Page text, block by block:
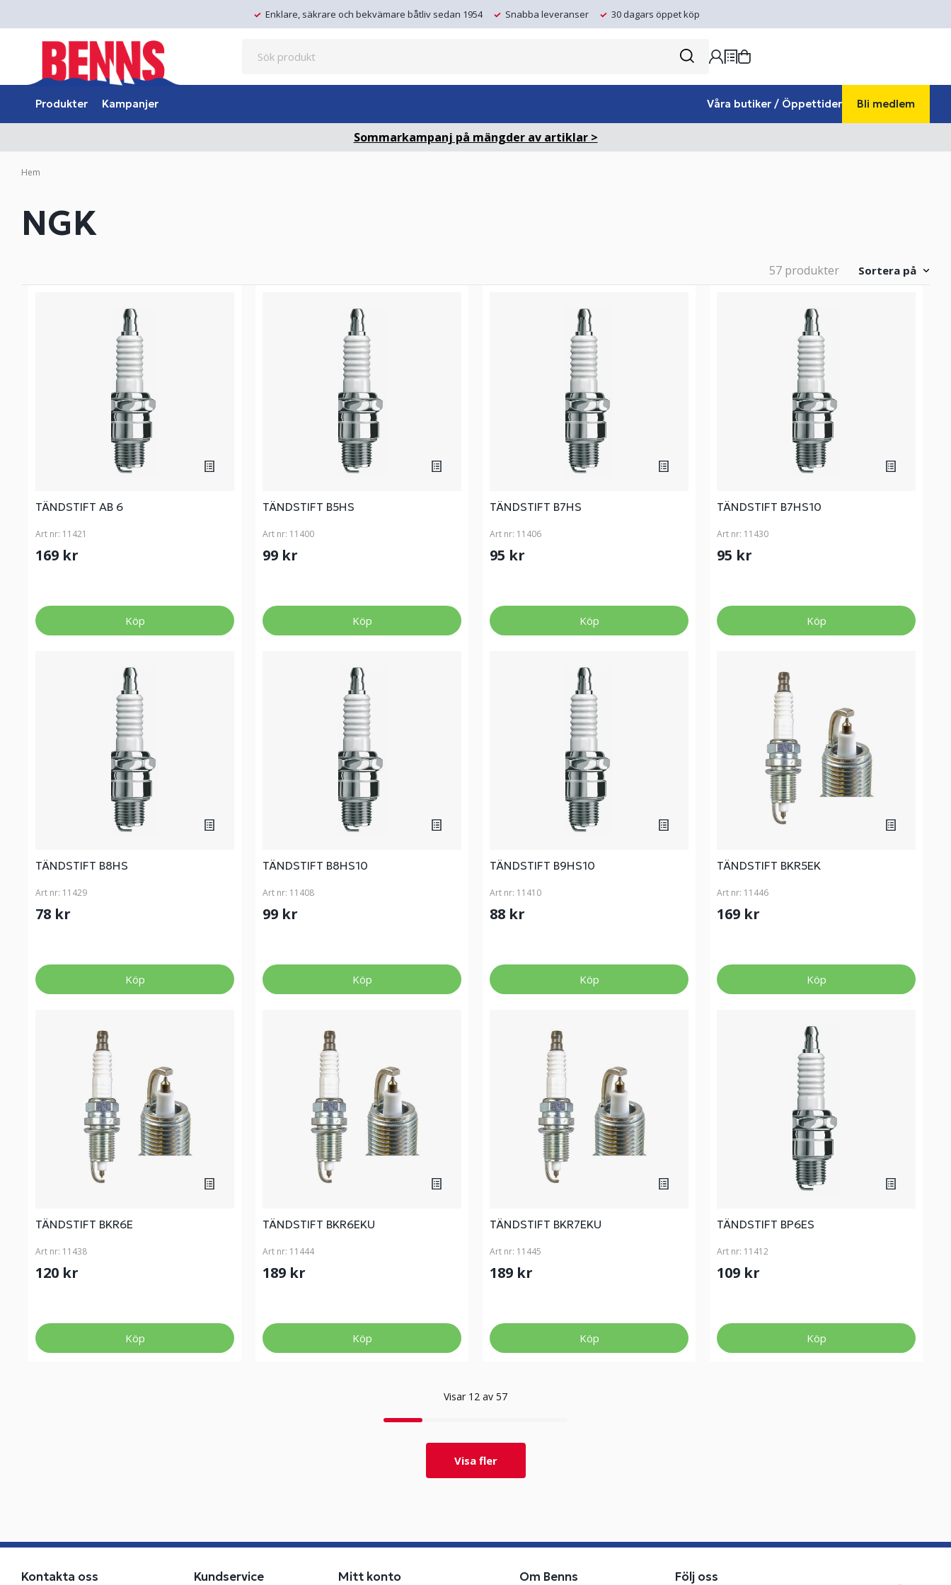
Enklare, säkrare och bekvämare båtliv sedan 1954 Snabba leveranser 30 dagars öppet köp
Produkter Kampanjer Våra butiker / Öppettider Bli medlem
Sommarkampanj på mängder av artiklar >
Hem
NGK
57 produkter Sortera på
TÄNDSTIFT AB 6
Art nr: 11421
169 kr
Köp
TÄNDSTIFT B5HS
Art nr: 11400
99 kr
Köp
TÄNDSTIFT B7HS
Art nr: 11406
95 kr
Köp
TÄNDSTIFT B7HS10
Art nr: 11430
95 kr
Köp
TÄNDSTIFT B8HS
Art nr: 11429
78 kr
Köp
TÄNDSTIFT B8HS10
Art nr: 11408
99 kr
Köp
TÄNDSTIFT B9HS10
Art nr: 11410
88 kr
Köp
TÄNDSTIFT BKR5EK
Art nr: 11446
169 kr
Köp
TÄNDSTIFT BKR6E
Art nr: 11438
120 kr
Köp
TÄNDSTIFT BKR6EKU
Art nr: 11444
189 kr
Köp
TÄNDSTIFT BKR7EKU
Art nr: 11445
189 kr
Köp
TÄNDSTIFT BP6ES
Art nr: 11412
109 kr
Köp
Visar 12 av 57
Visa fler
Kontakta oss Kundservice Mitt konto Om Benns Följ oss